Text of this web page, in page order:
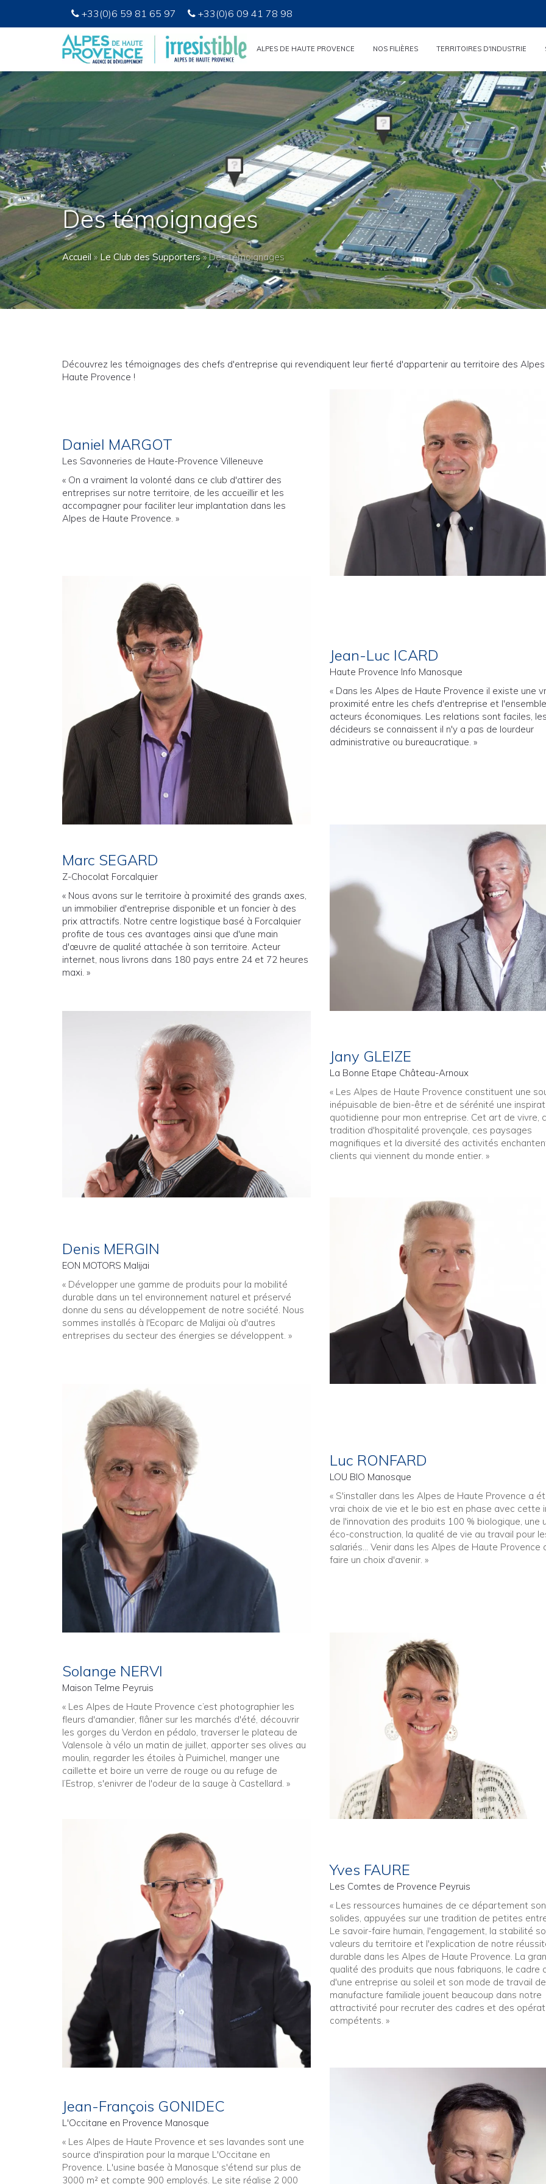
+33(0)6 59 81 65 97 +33(0)6 09 41 78 98
ALPES DE HAUTE PROVENCE NOS FILIÈRES TERRITOIRES D'INDUSTRIE
Des témoignages
Accueil» Le Club des Supporters»Des témoignages
Découvrez les témoignages des chefs d'entreprise qui revendiquent leur fierté d'appartenir au territoire des
Haute Provence !
Daniel MARGOT
Les Savonneries de Haute-Provence Villeneuve
« On a vraiment la volonté dans ce club d'attirer des
entreprises sur notre territoire, de les accueillir et les
accompagner pour faciliter leur implantation dans les
Alpes de Haute Provence. »
Jean-Luc ICARD
Haute Provence Info Manosque
« Dans les Alpes de Haute Provence il existe une
proximité entre les chefs d'entreprise et
acteurs économiques. Les relations sont faciles,
décideurs se connaissent il n'y a pas de lourdeur
administrative ou bureaucratique. »
Marc SEGARD
Z-Chocolat Forcalquier
« Nous avons sur le territoire à proximité des grands axes,
un immobilier d'entreprise disponible et un foncier à des
prix attractifs. Notre centre logistique basé à Forcalquier
profite de tous ces avantages ainsi que d'une main
d'œuvre de qualité attachée à son territoire. Acteur
internet, nous livrons dans 180 pays entre 24 et 72 heures
maxi. »
Jany GLEIZE
La Bonne Etape Château-Arnoux
« Les Alpes de Haute Provence constituent une
inépuisable de bien-être et de sérénité une
quotidienne pour mon entreprise. Cet art de vivre,
tradition d'hospitalité provençale, ces paysages
magnifiques et la diversité des activités
clients qui viennent du monde entier. »
Denis MERGIN
EON MOTORS Malijai
« Développer une gamme de produits pour la mobilité
durable dans un tel environnement naturel et préservé
donne du sens au développement de notre société. Nous
sommes installés à l'Ecoparc de Malijai où d'autres
entreprises du secteur des énergies se développent. »
Luc RONFARD
LOU BIO Manosque
« S'installer dans les Alpes de Haute Provence a
vrai choix de vie et le bio est en phase avec cette
de l'innovation des produits 100 % biologique, une
éco-construction, la qualité de vie au travail pour
salariés… Venir dans les Alpes de Haute Provence
faire un choix d'avenir. »
Solange NERVI
Maison Telme Peyruis
« Les Alpes de Haute Provence c’est photographier les
fleurs d'amandier, flâner sur les marchés d'été, découvrir
les gorges du Verdon en pédalo, traverser le plateau de
Valensole à vélo un matin de juillet, apporter ses olives au
moulin, regarder les étoiles à Puimichel, manger une
caillette et boire un verre de rouge ou au refuge de
l’Estrop, s'enivrer de l'odeur de la sauge à Castellard. »
Yves FAURE
Les Comtes de Provence Peyruis
« Les ressources humaines de ce département
solides, appuyées sur une tradition de petites
Le savoir-faire humain, l'engagement, la stabilité
valeurs du territoire et l'explication de notre
durable dans les Alpes de Haute Provence. La
qualité des produits que nous fabriquons, le cadre
d'une entreprise au soleil et son mode de travail de
manufacture familiale jouent beaucoup dans notre
attractivité pour recruter des cadres et des
compétents. »
Jean-François GONIDEC
L'Occitane en Provence Manosque
« Les Alpes de Haute Provence et ses lavandes sont une
source d'inspiration pour la marque L'Occitane en
Provence. L'usine basée à Manosque s'étend sur plus de
3000 m² et compte 900 employés. Le site réalise 2 000